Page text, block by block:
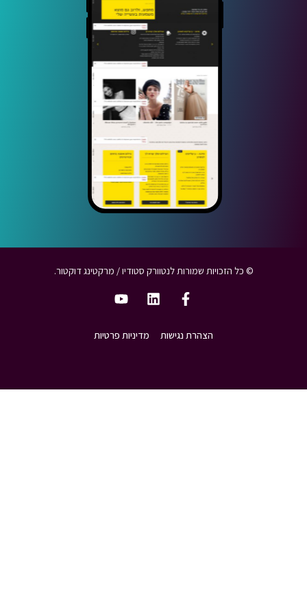
© כל הזכויות שמורות לנטוורק סטודיו / מרקטינג דוקטור.
הצהרת נגישות מדיניות פרטיות